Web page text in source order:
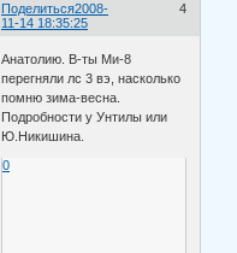
Поделиться 4
2008-
11-14 18:35:25
Анатолию. В-ты Ми-8
перегняли лс 3 вэ, насколько
помню зима-весна.
Подробности у Унтилы или
Ю.Никишина.
0